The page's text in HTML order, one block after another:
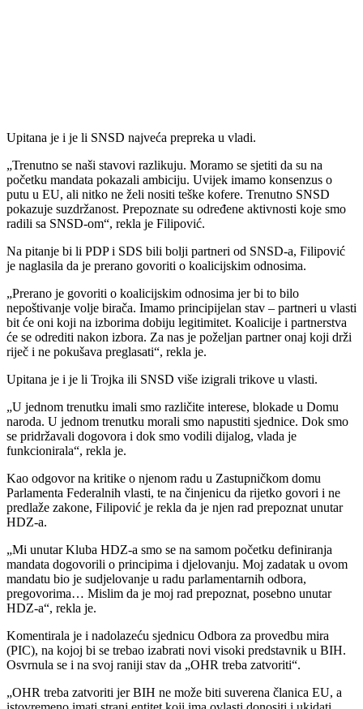
Upitana je i je li SNSD najveća prepreka u vladi.
„Trenutno se naši stavovi razlikuju. Moramo se sjetiti da su na
početku mandata pokazali ambiciju. Uvijek imamo konsenzus o
putu u EU, ali nitko ne želi nositi teške kofere. Trenutno SNSD
pokazuje suzdržanost. Prepoznate su određene aktivnosti koje smo
radili sa SNSD-om“, rekla je Filipović.
Na pitanje bi li PDP i SDS bili bolji partneri od SNSD-a, Filipović
je naglasila da je prerano govoriti o koalicijskim odnosima.
„Prerano je govoriti o koalicijskim odnosima jer bi to bilo
nepoštivanje volje birača. Imamo principijelan stav – partneri u vlasti
bit će oni koji na izborima dobiju legitimitet. Koalicije i partnerstva
će se odrediti nakon izbora. Za nas je poželjan partner onaj koji drži
riječ i ne pokušava preglasati“, rekla je.
Upitana je i je li Trojka ili SNSD više izigrali trikove u vlasti.
„U jednom trenutku imali smo različite interese, blokade u Domu
naroda. U jednom trenutku morali smo napustiti sjednice. Dok smo
se pridržavali dogovora i dok smo vodili dijalog, vlada je
funkcionirala“, rekla je.
Kao odgovor na kritike o njenom radu u Zastupničkom domu
Parlamenta Federalnih vlasti, te na činjenicu da rijetko govori i ne
predlaže zakone, Filipović je rekla da je njen rad prepoznat unutar
HDZ-a.
„Mi unutar Kluba HDZ-a smo se na samom početku definiranja
mandata dogovorili o principima i djelovanju. Moj zadatak u ovom
mandatu bio je sudjelovanje u radu parlamentarnih odbora,
pregovorima… Mislim da je moj rad prepoznat, posebno unutar
HDZ-a“, rekla je.
Komentirala je i nadolazeću sjednicu Odbora za provedbu mira
(PIC), na kojoj bi se trebao izabrati novi visoki predstavnik u BIH.
Osvrnula se i na svoj raniji stav da „OHR treba zatvoriti“.
„OHR treba zatvoriti jer BIH ne može biti suverena članica EU, a